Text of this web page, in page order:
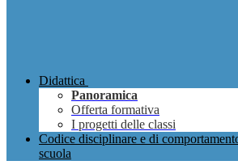
Didattica
Panoramica
Offerta formativa
I progetti delle classi
Codice disciplinare e di
scuola